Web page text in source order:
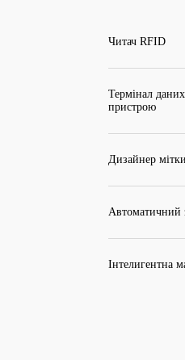
Читач RFID
Термінал
пристрою
Дизайнер мітки
Автоматичний
Інтелигентна